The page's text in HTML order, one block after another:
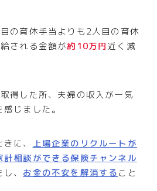
の育休手当よりも2人目の育休
される金額が約10万円近く減
得した所、夫婦の収入が一気
じました。
に、 上場企業のリクルートが
相談ができる保険チャンネル
、 お金の不安を解消すること